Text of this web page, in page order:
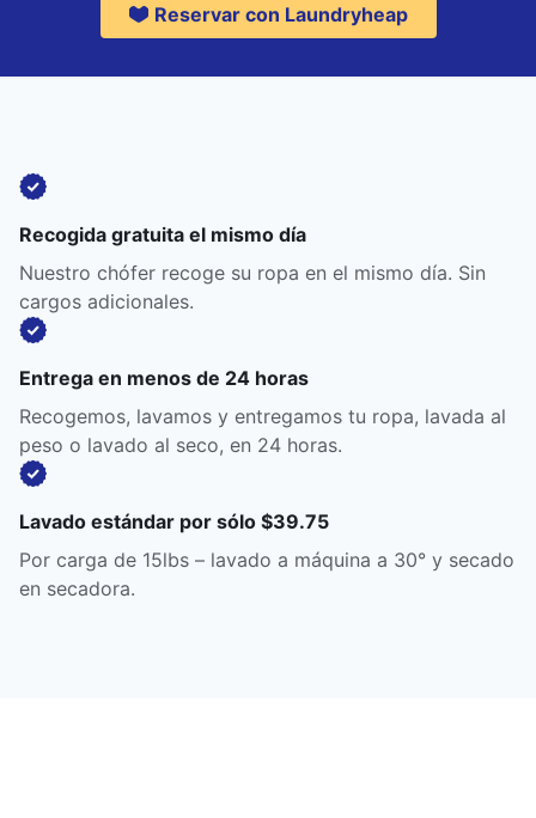
Reservar con Laundryheap
Recogida gratuita el mismo día
Nuestro chófer recoge su ropa en el mismo día. Sin
cargos adicionales.
Entrega en menos de 24 horas
Recogemos, lavamos y entregamos tu ropa, lavada al
peso o lavado al seco, en 24 horas.
Lavado estándar por sólo $39.75
Por carga de 15lbs – lavado a máquina a 30° y secado
en secadora.